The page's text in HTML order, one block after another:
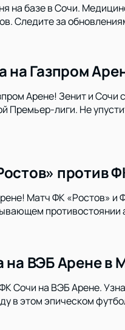
на базе в Сочи.
Следите за
на Газпром
Арене! Зенит и
Премьер-лиги. Не
против
Матч ФК «Ростов» и
ВЭБ Арене в
на ВЭБ Арене.
в этом эпическом